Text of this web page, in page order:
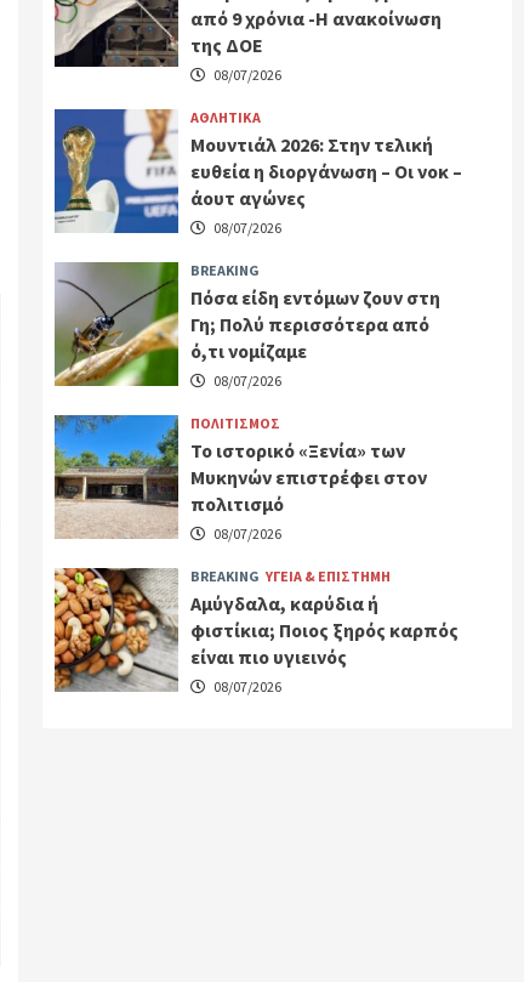
από 9 χρόνια -Η ανακοίνωση
της ΔΟΕ
08/07/2026
ΑΘΛΗΤΙΚΑ
Μουντιάλ 2026: Στην τελική
ευθεία η διοργάνωση – Οι νοκ –
άουτ αγώνες
08/07/2026
BREAKING
Πόσα είδη εντόμων ζουν στη
Γη; Πολύ περισσότερα από
ό,τι νομίζαμε
08/07/2026
ΠΟΛΙΤΙΣΜΟΣ
Το ιστορικό «Ξενία» των
Μυκηνών επιστρέφει στον
πολιτισμό
08/07/2026
BREAKING ΥΓΕΙΑ & ΕΠΙΣΤΗΜΗ
Αμύγδαλα, καρύδια ή
φιστίκια; Ποιος ξηρός καρπός
είναι πιο υγιεινός
08/07/2026